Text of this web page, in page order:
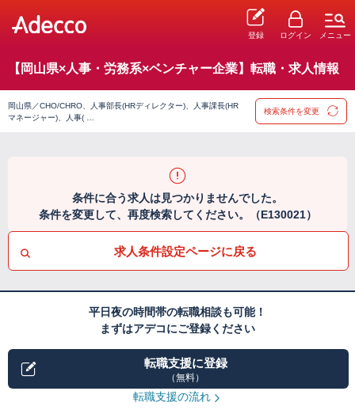
登録 ログイン メニュー
【岡山県×人事・労務系×ベンチャー企業】転職・求人情報
岡山県／CHO/CHRO、人事部長(HRディレクター)、人事課長(HR
マネージャー)、人事( …
検索条件を変更
条件に合う求人は見つかりませんでした。
条件を変更して、再度検索してください。（E130021）
求人条件設定ページに戻る
平日夜の時間帯の転職相談も可能！
まずはアデコにご登録ください
転職支援に登録
（無料）
転職支援の流れ